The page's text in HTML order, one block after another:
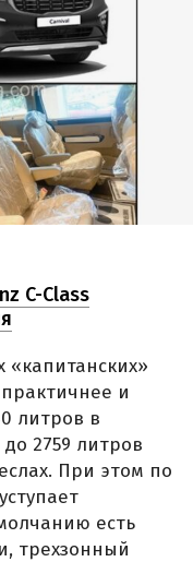
C-Class
и
литров в
2759 литров
При этом по
есть
трехзонный